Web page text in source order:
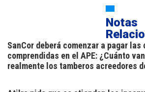
Notas
SanCor deberá comenzar a pagar las
comprendidas en el APE: ¿Cuánto
realmente los tamberos acreedores